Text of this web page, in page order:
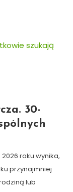
30-
roku wynika,
przynajmniej
lub